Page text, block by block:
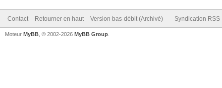
Contact Retourner en haut Version bas-débit (Archivé) Syndication RSS
Moteur MyBB , © 2002-2026 MyBB Group